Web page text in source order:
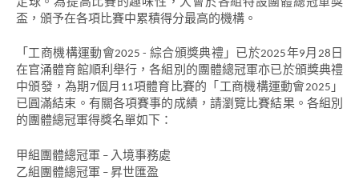
足球。為提高比賽的趣味性，大會於各組特設團體總冠軍獎
盃，頒予在各項比賽中累積得分最高的機構。
「工商機構運動會2025 - 綜合頒獎典禮」已於2025年9月28日
在官涌體育館順利舉行，各組別的團體總冠軍亦已於頒獎典禮
中頒發，為期7個月11項體育比賽的「工商機構運動會2025」
已圓滿結束。有關各項賽事的成績，請瀏覽比賽結果。各組別
的團體總冠軍得獎名單如下：
甲組團體總冠軍 – 入境事務處
乙組團體總冠軍 – 昇世匯盈